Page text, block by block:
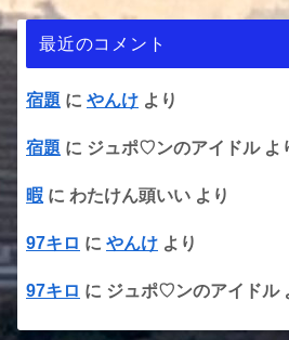
最近のコメント
宿題 に やんけ より
宿題 に ジュポ♡ンのアイドルよ
暇 に わたけん頭いい より
97キロ に やんけ より
97キロ に ジュポ♡ンのアイドル